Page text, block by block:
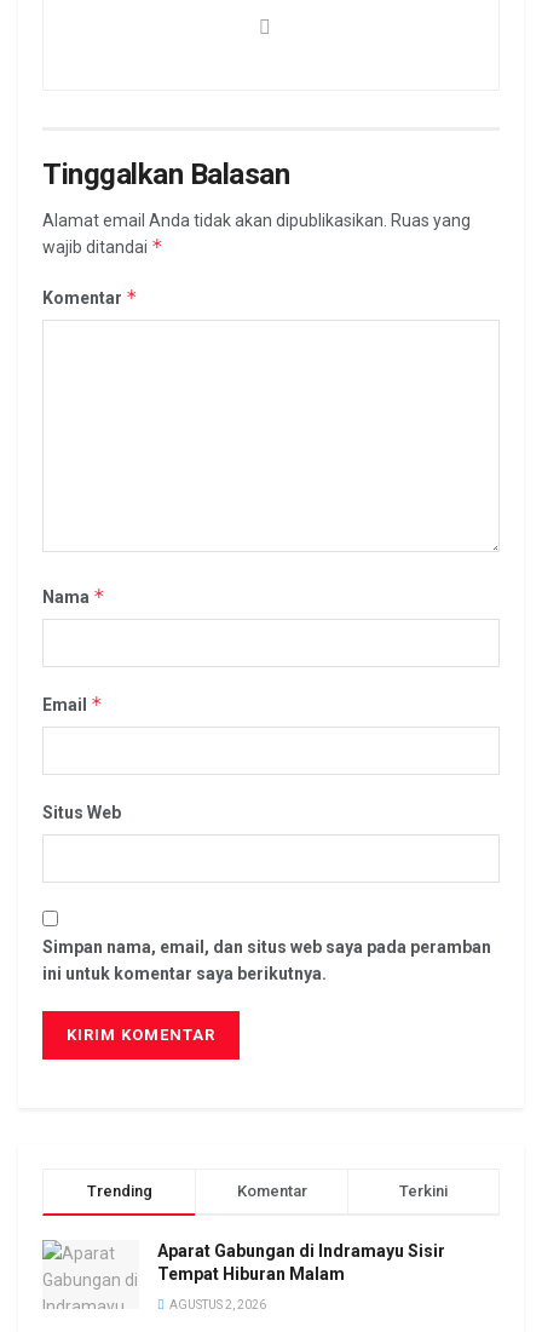
Tinggalkan Balasan
Alamat email Anda tidak akan dipublikasikan. Ruas yang
wajib ditandai *
Komentar *
Nama *
Email *
Situs Web
Simpan nama, email, dan situs web saya pada peramban
ini untuk komentar saya berikutnya.
Trending Komentar Terkini
Aparat Gabungan di Indramayu Sisir
Tempat Hiburan Malam
AGUSTUS 2, 2026